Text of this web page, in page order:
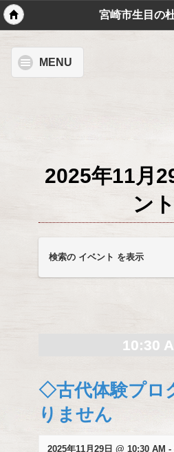
宮崎市生目の
MENU
2025年11月
ント
イ
ベ
ン
ナ
ビ
ゲ
検索の イベント を表示
10:30
◇古代体験プロ
りません
2025年11月29日 @ 10:30 AM -